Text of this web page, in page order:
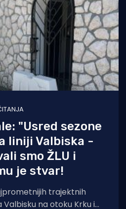
"Usred sezone
liniji Valbiska -
smo ŽLU i
je stvar!
trajektnih
Valbisku na otoku Krku i